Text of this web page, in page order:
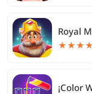
Royal
★★★★
¡Color